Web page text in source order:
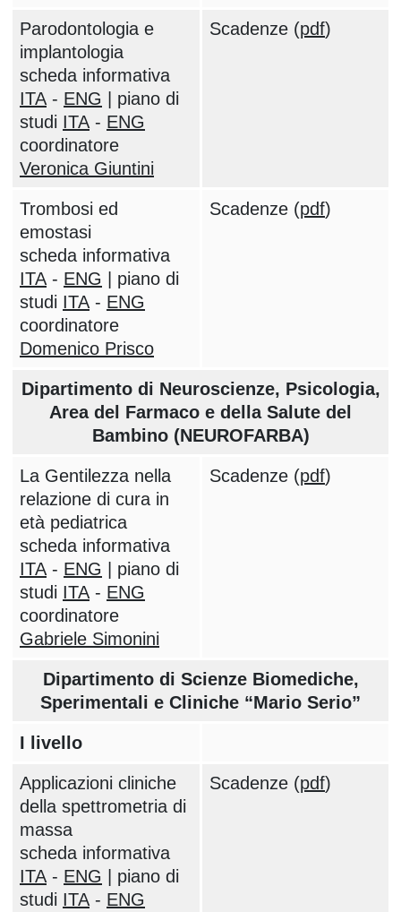
Parodontologia e
implantologia
scheda informativa
ITA- ENG | piano di
studi ITA- ENG
coordinatore
Veronica Giuntini
Scadenze (pdf)
Trombosi ed
emostasi
scheda informativa
ITA- ENG | piano di
studi ITA- ENG
coordinatore
Domenico Prisco
Scadenze (pdf)
Dipartimento di Neuroscienze, Psicologia,
Area del Farmaco e della Salute del
Bambino (NEUROFARBA)
La Gentilezza nella
relazione di cura in
età pediatrica
scheda informativa
ITA- ENG | piano di
studi ITA- ENG
coordinatore
Gabriele Simonini
Scadenze (pdf)
Dipartimento di Scienze Biomediche,
Sperimentali e Cliniche “Mario Serio”
I livello
Applicazioni cliniche
della spettrometria di
massa
scheda informativa
ITA- ENG | piano di
studi ITA- ENG
Scadenze (pdf)